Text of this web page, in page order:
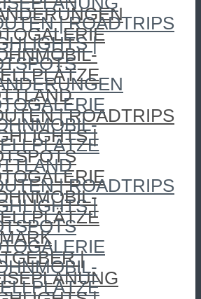
| ROADTRIPS
|
|
| ROADTRIPS
|
| ROADTRIPS
|